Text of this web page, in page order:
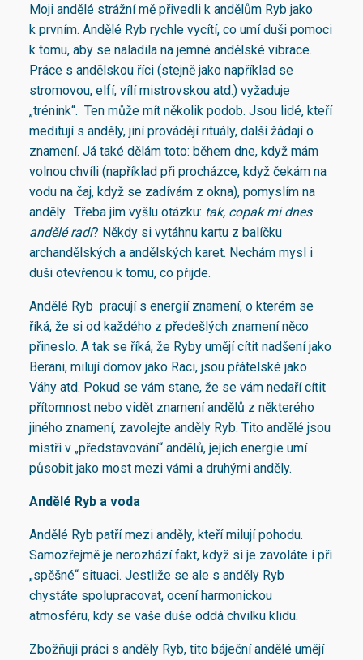
Moji andělé strážní mě přivedli k andělům Ryb jako
k prvním. Andělé Ryb rychle vycítí, co umí duši pomoci
k tomu, aby se naladila na jemné andělské vibrace.
Práce s andělskou říci (stejně jako například se
stromovou, elfí, vílí mistrovskou atd.) vyžaduje
„trénink“. Ten může mít několik podob. Jsou lidé, kteří
meditují s anděly, jiní provádějí rituály, další žádají o
znamení. Já také dělám toto: během dne, když mám
volnou chvíli (například při procházce, když čekám na
vodu na čaj, když se zadívám z okna), pomyslím na
anděly. Třeba jim vyšlu otázku: tak, copak mi dnes
andělé radí? Někdy si vytáhnu kartu z balíčku
archandělských a andělských karet. Nechám mysl i
duši otevřenou k tomu, co přijde.
Andělé Ryb pracují s energií znamení, o kterém se
říká, že si od každého z předešlých znamení něco
přineslo. A tak se říká, že Ryby umějí cítit nadšení jako
Berani, milují domov jako Raci, jsou přátelské jako
Váhy atd. Pokud se vám stane, že se vám nedaří cítit
přítomnost nebo vidět znamení andělů z některého
jiného znamení, zavolejte anděly Ryb. Tito andělé jsou
mistři v „představování“ andělů, jejich energie umí
působit jako most mezi vámi a druhými anděly.
Andělé Ryb a voda
Andělé Ryb patří mezi anděly, kteří milují pohodu.
Samozřejmě je nerozhází fakt, když si je zavoláte i při
„spěšné“ situaci. Jestliže se ale s anděly Ryb
chystáte spolupracovat, ocení harmonickou
atmosféru, kdy se vaše duše oddá chvilku klidu.
Zbožňuji práci s anděly Ryb, tito báječní andělé umějí